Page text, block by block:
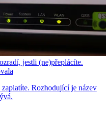
jestli (ne)přeplácíte.
Rozhodující je název